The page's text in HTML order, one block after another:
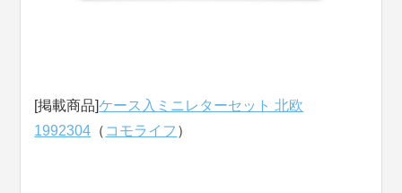
[掲載商品]ケース入ミニレターセット 北欧
1992304 （ コモライフ ）